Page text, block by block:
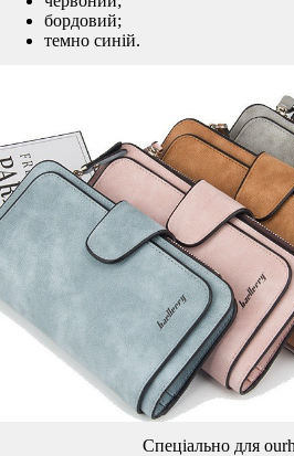
бордовий;
темно синій.
Спеціально для